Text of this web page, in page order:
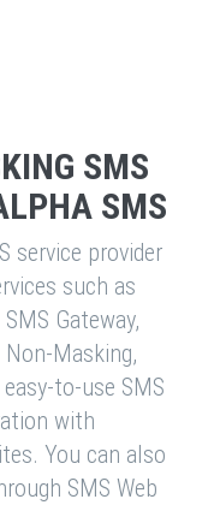
SMS
SMS
service provider
such as
Gateway,
Non-Masking,
to-use SMS
with
You can also
SMS Web